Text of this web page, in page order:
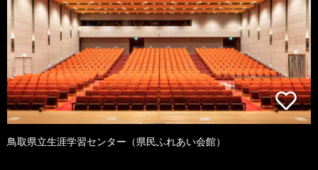
鳥取県立生涯学習センター（県民ふれあい会館）